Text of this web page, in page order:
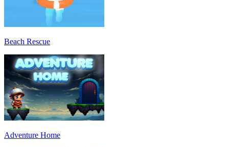
Beach Rescue
Adventure Home